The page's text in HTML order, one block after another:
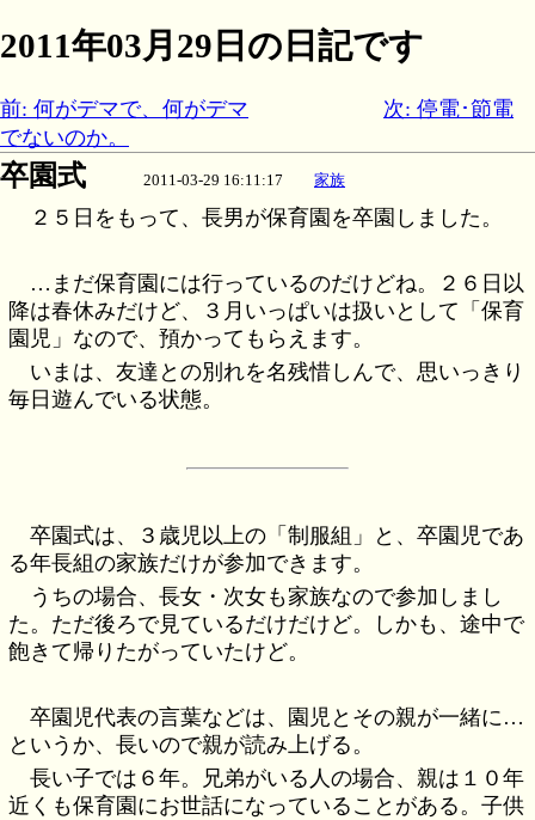
2011年03月29日の日記です
前: 何がデマで、何がデマ
でないのか。
次: 停電･節電
卒園式 2011-03-29 16:11:17 家族
２５日をもって、長男が保育園を卒園しました。
…まだ保育園には行っているのだけどね。２６日以
降は春休みだけど、３月いっぱいは扱いとして「保育
園児」なので、預かってもらえます。
いまは、友達との別れを名残惜しんで、思いっきり
毎日遊んでいる状態。
卒園式は、３歳児以上の「制服組」と、卒園児であ
る年長組の家族だけが参加できます。
うちの場合、長女・次女も家族なので参加しまし
た。ただ後ろで見ているだけだけど。しかも、途中で
飽きて帰りたがっていたけど。
卒園児代表の言葉などは、園児とその親が一緒に…
というか、長いので親が読み上げる。
長い子では６年。兄弟がいる人の場合、親は１０年
近くも保育園にお世話になっていることがある。子供